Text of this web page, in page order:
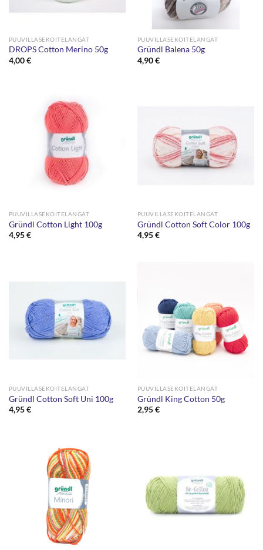
PUUVILLASEKOITELANGAT
DROPS Cotton Merino 50g
4,00€
PUUVILLASEKOITELANGAT
Gründl Balena 50g
4,90€
PUUVILLASEKOITELANGAT
Gründl Cotton Light 100g
4,95€
PUUVILLASEKOITELANGAT
Gründl Cotton Soft Color 100g
4,95€
PUUVILLASEKOITELANGAT
Gründl Cotton Soft Uni 100g
4,95€
PUUVILLASEKOITELANGAT
Gründl King Cotton 50g
2,95€